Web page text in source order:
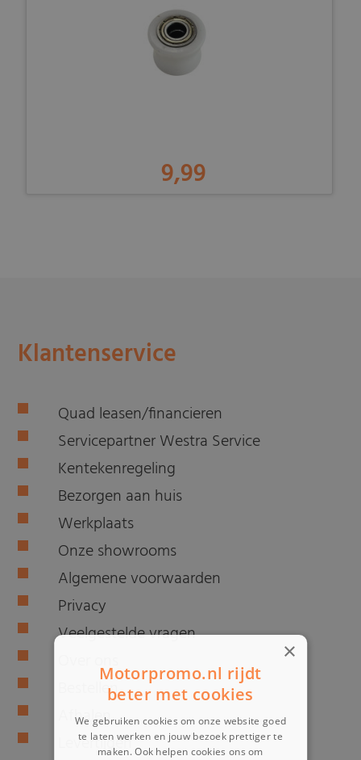
9,99
Klantenservice
Quad leasen/financieren
Servicepartner Westra Service
Kentekenregeling
Bezorgen aan huis
Werkplaats
Onze showrooms
Algemene voorwaarden
Privacy
Veelgestelde vragen
Over ons
Bestellen
Afhalen
Levertijden
×
Motorpromo.nl rijdt
beter met cookies
We gebruiken cookies om onze website goed
te laten werken en jouw bezoek prettiger te
maken. Ook helpen cookies ons om